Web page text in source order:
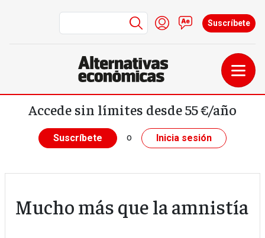
Pasar al contenido principal
Menú de cuenta de
Iniciar sesión
Contacto
Suscríbete
Accede sin límites desde 55 €/año
Suscríbete o Inicia sesión
Mucho más que la amnistía